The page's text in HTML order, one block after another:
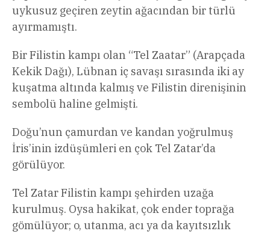
uykusuz geçiren zeytin ağacından bir türlü
ayırmamıştı.
Bir Filistin kampı olan “Tel Zaatar” (Arapçada
Kekik Dağı), Lübnan iç savaşı sırasında iki ay
kuşatma altında kalmış ve Filistin direnişinin
sembolü haline gelmişti.
Doğu’nun çamurdan ve kandan yoğrulmuş
İris’inin izdüşümleri en çok Tel Zatar’da
görülüyor.
Tel Zatar Filistin kampı şehirden uzağa
kurulmuş. Oysa hakikat, çok ender toprağa
gömülüyor; o, utanma, acı ya da kayıtsızlık